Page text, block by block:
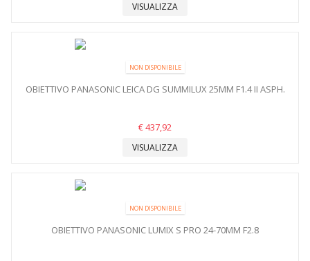
VISUALIZZA
NON DISPONIBILE
OBIETTIVO PANASONIC LEICA DG SUMMILUX 25MM F1.4 II ASPH.
€ 437,92
VISUALIZZA
NON DISPONIBILE
OBIETTIVO PANASONIC LUMIX S PRO 24-70MM F2.8